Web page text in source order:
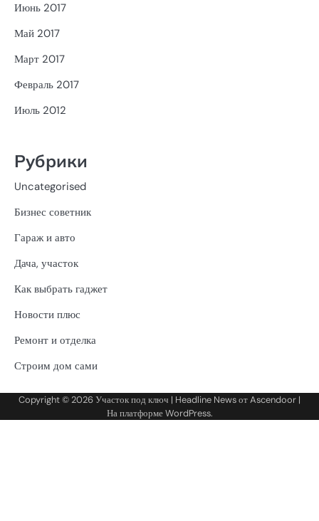
Июнь 2017
Май 2017
Март 2017
Февраль 2017
Июль 2012
Рубрики
Uncategorised
Бизнес советник
Гараж и авто
Дача, участок
Как выбрать гаджет
Новости плюс
Ремонт и отделка
Строим дом сами
Copyright © 2026Участок под ключ | Headline News отAscendoor |
На платформеWordPress.